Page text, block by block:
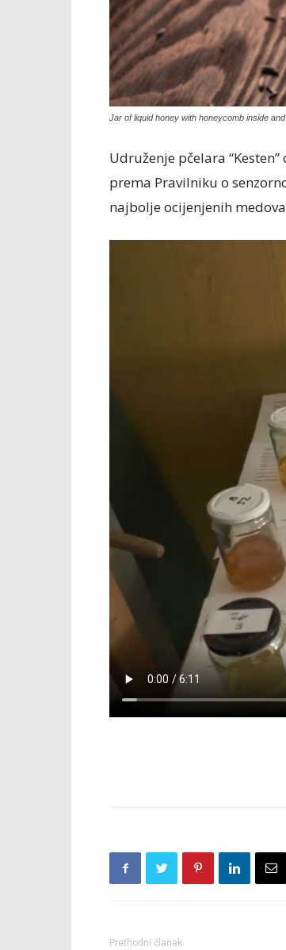
Jar of liquid honey with honeycomb inside
Udruženje pčelara
prema Pravilniku o
najbolje ocijenjenih
Prethodni članak